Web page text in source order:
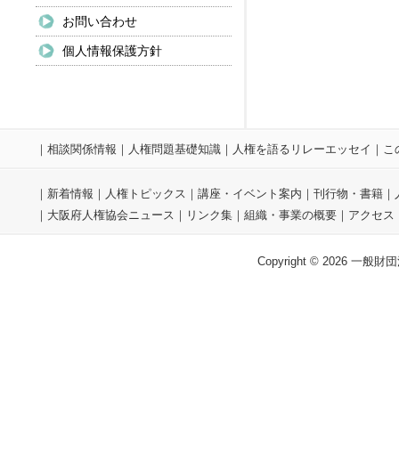
お問い合わせ
個人情報保護方針
｜ 相談関係情報 ｜ 人権問題基礎知識 ｜ 人権を語るリレーエッセイ ｜ こ
｜ 新着情報 ｜ 人権トピックス ｜ 講座・イベント案内 ｜ 刊行物・書籍 ｜
｜ 大阪府人権協会ニュース ｜ リンク集 ｜ 組織・事業の概要 ｜ アクセス
Copyright © 2026 一般財